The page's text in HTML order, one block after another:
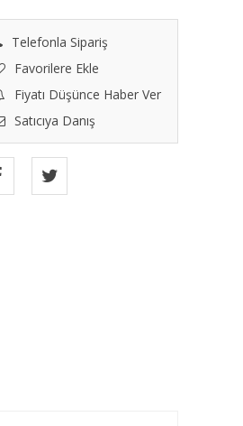
Telefonla Sipariş
Favorilere Ekle
Fiyatı Düşünce Haber Ver
Satıcıya Danış